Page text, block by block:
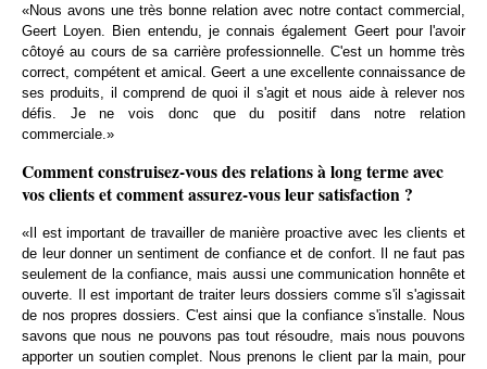
«Nous avons une très bonne relation avec notre contact commercial,
Geert Loyen. Bien entendu, je connais également Geert pour l'avoir
côtoyé au cours de sa carrière professionnelle. C'est un homme très
correct, compétent et amical. Geert a une excellente connaissance de
ses produits, il comprend de quoi il s'agit et nous aide à relever nos
défis. Je ne vois donc que du positif dans notre relation
commerciale.»
Comment construisez-vous des relations à long terme avec
vos clients et comment assurez-vous leur satisfaction ?
«Il est important de travailler de manière proactive avec les clients et
de leur donner un sentiment de confiance et de confort. Il ne faut pas
seulement de la confiance, mais aussi une communication honnête et
ouverte. Il est important de traiter leurs dossiers comme s'il s'agissait
de nos propres dossiers. C'est ainsi que la confiance s'installe. Nous
savons que nous ne pouvons pas tout résoudre, mais nous pouvons
apporter un soutien complet. Nous prenons le client par la main, pour